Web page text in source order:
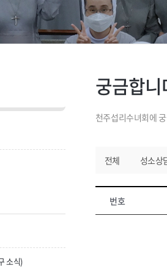
궁금합니
천주섭리수녀회에
전체 성소상
번호
소식)